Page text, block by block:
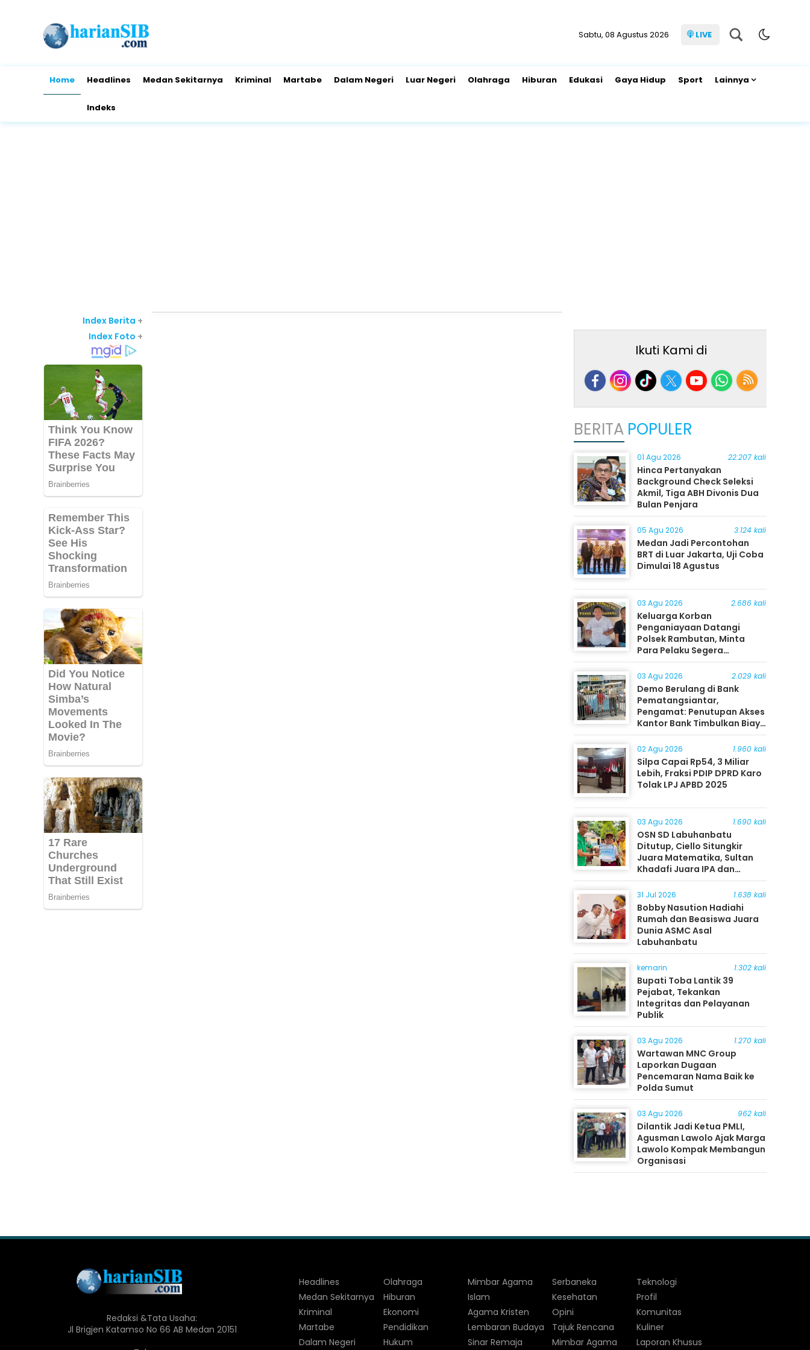
Sabtu, 08 Agustus 2026 LIVE
Home Headlines Medan Sekitarnya Kriminal Martabe Dalam Negeri Luar Negeri Olahraga Hiburan Edukasi Gaya Hidup Sport Lainnya
Indeks
Index Berita +
Index Foto +
Ikuti Kami di
BERITA POPULER
01 Agu 2026 22.207 kali
Hinca Pertanyakan
Background Check Seleksi
Akmil, Tiga ABH Divonis Dua
Bulan Penjara
05 Agu 2026 3.124 kali
Medan Jadi Percontohan
BRT di Luar Jakarta, Uji Coba
Dimulai 18 Agustus
03 Agu 2026 2.686 kali
Keluarga Korban
Penganiayaan Datangi
Polsek Rambutan, Minta
Para Pelaku Segera
Ditangkap
03 Agu 2026 2.029 kali
Demo Berulang di Bank
Pematangsiantar,
Pengamat: Penutupan Akses
Kantor Bank Timbulkan Biaya
Ekonomi bagi Masyarakat
02 Agu 2026 1.960 kali
Silpa Capai Rp54, 3 Miliar
Lebih, Fraksi PDIP DPRD Karo
Tolak LPJ APBD 2025
03 Agu 2026 1.690 kali
OSN SD Labuhanbatu
Ditutup, Ciello Situngkir
Juara Matematika, Sultan
Khadafi Juara IPA dan
Timothy Rangkuti Juara IPS
31 Jul 2026 1.638 kali
Bobby Nasution Hadiahi
Rumah dan Beasiswa Juara
Dunia ASMC Asal
Labuhanbatu
kemarin 1.302 kali
Bupati Toba Lantik 39
Pejabat, Tekankan
Integritas dan Pelayanan
Publik
03 Agu 2026 1.270 kali
Wartawan MNC Group
Laporkan Dugaan
Pencemaran Nama Baik ke
Polda Sumut
03 Agu 2026 962 kali
Dilantik Jadi Ketua PMLI,
Agusman Lawolo Ajak Marga
Lawolo Kompak Membangun
Organisasi
Redaksi &Tata Usaha:
Jl Brigjen Katamso No 66 AB Medan 20151
Headlines
Medan Sekitarnya
Kriminal
Martabe
Dalam Negeri
Olahraga
Hiburan
Ekonomi
Pendidikan
Hukum
Mimbar Agama
Islam
Agama Kristen
Lembaran Budaya
Sinar Remaja
Serbaneka
Kesehatan
Opini
Tajuk Rencana
Mimbar Agama
Teknologi
Profil
Komunitas
Kuliner
Laporan Khusus